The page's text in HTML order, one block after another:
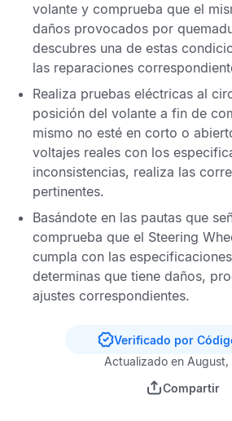
volante y comprueba que el
daños provocados por
descubres una de estas
las reparaciones
Realiza pruebas eléctricas al
posición del volante a fin de
mismo no esté en corto o
voltajes reales con los
inconsistencias, realiza las
pertinentes.
Basándote en las pautas que
comprueba que el Steering
cumpla con las
determinas que tiene daños,
ajustes correspondientes.
Verificado por
Actualizado en
Compartir